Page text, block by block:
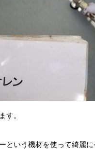
す。
という機材を使って綺麗